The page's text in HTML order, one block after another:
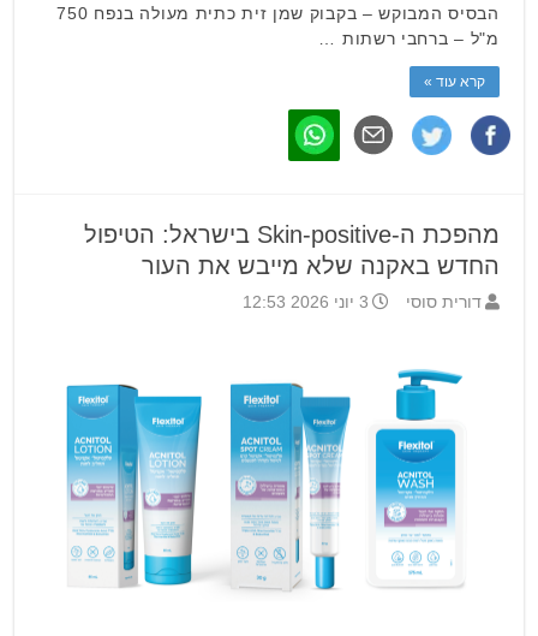
הבסיס המבוקש – בקבוק שמן זית כתית מעולה בנפח 750
מ"ל – ברחבי רשתות …
קרא עוד »
מהפכת ה-Skin-positive בישראל: הטיפול
החדש באקנה שלא מייבש את העור
דורית סוסי 3 יוני 2026 12:53